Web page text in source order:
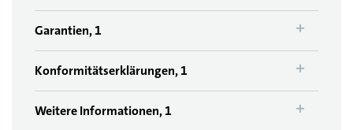
Garantien, 1
Konformitätserklärungen, 1
Weitere Informationen, 1